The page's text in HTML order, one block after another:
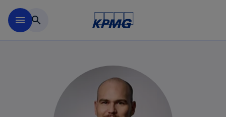
menu search